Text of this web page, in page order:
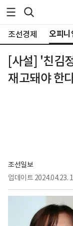
조선경제 오피니
[사설] '친김
재고돼야 한
조선일보
업데이트 2024.04.23.